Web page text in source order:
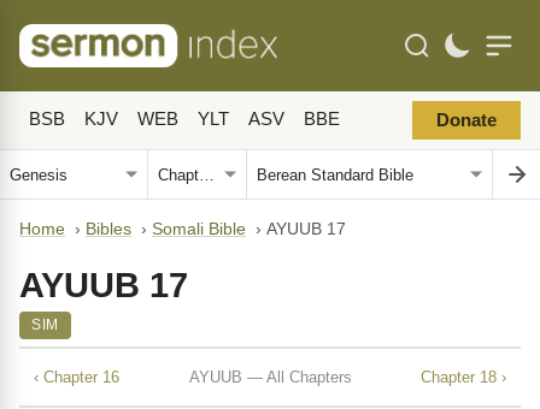
BSB KJV WEB YLT ASV BBE Donate
Home › Bibles › Somali Bible › AYUUB 17
AYUUB 17
SIM
‹ Chapter 16 AYUUB — All Chapters Chapter 18 ›